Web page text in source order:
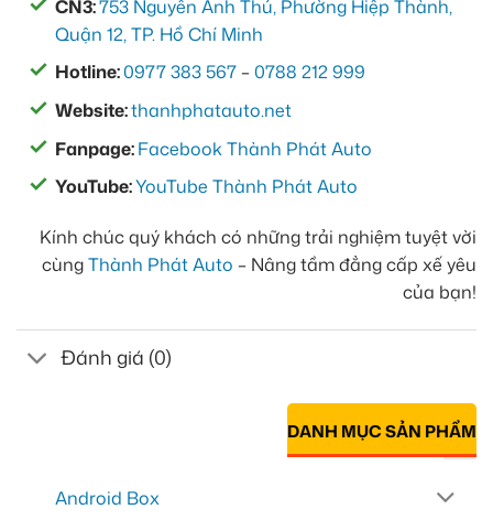
CN3:753 Nguyễn Ảnh Thủ, Phường Hiệp Thành,
Quận 12, TP. Hồ Chí Minh
Hotline:0977 383 567 –0788 212 999
Website:thanhphatauto.net
Fanpage:Facebook Thành Phát Auto
YouTube:YouTube Thành Phát Auto
Kính chúc quý khách có những trải nghiệm tuyệt vời
cùngThành Phát Auto – Nâng tầm đẳng cấp xế yêu
của bạn!
Đánh giá (0)
DANH MỤC SẢN PHẨM
Android Box